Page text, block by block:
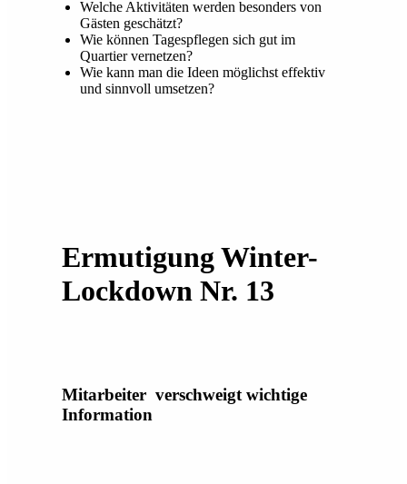
Welche Aktivitäten werden besonders von
Gästen geschätzt?
Wie können Tagespflegen sich gut im
Quartier vernetzen?
Wie kann man die Ideen möglichst effektiv
und sinnvoll umsetzen?
Ermutigung Winter-
Lockdown Nr. 13
Mitarbeiter verschweigt wichtige
Information